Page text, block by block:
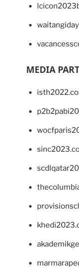
MEDIA